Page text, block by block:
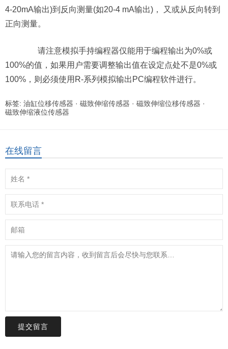
4-20mA输出)到反向测量(如20-4 mA输出)， 又或从反向转到
正向测量。
请注意模拟手持编程器仅能用于编程输出为0%或
100%的值，如果用户需要调整输出值在设定点处不是0%或
100%，则必须使用R-系列模拟输出PC编程软件进行。
标签: 油缸位移传感器 · 磁致伸缩传感器 · 磁致伸缩位移传感器 ·
磁致伸缩液位传感器
在线留言
提交留言